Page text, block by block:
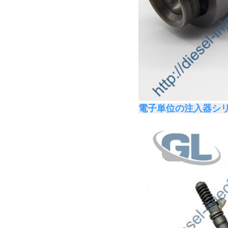
電子単位の注入器シ